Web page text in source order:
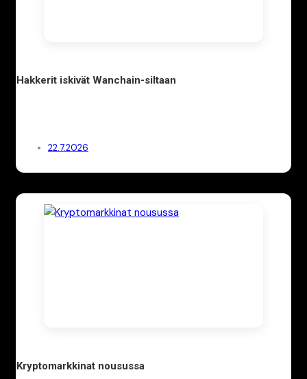
Hakkerit iskivät Wanchain-siltaan
22.7.2026
Kryptomarkkinat nousussa